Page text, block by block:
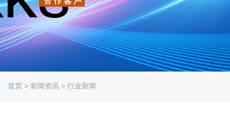
首页 > 新闻资讯 > 行业新闻